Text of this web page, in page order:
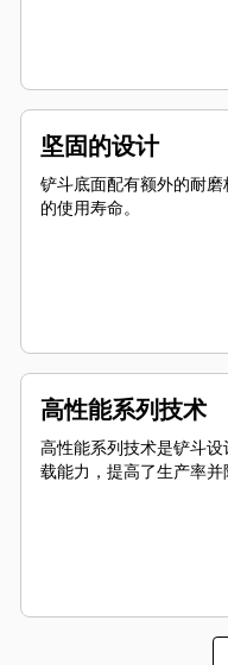
坚固的设计
铲斗底面配有额外的耐
的使用寿命。
高性能系列技术
高性能系列技术是铲斗
载能力，提高了生产率并